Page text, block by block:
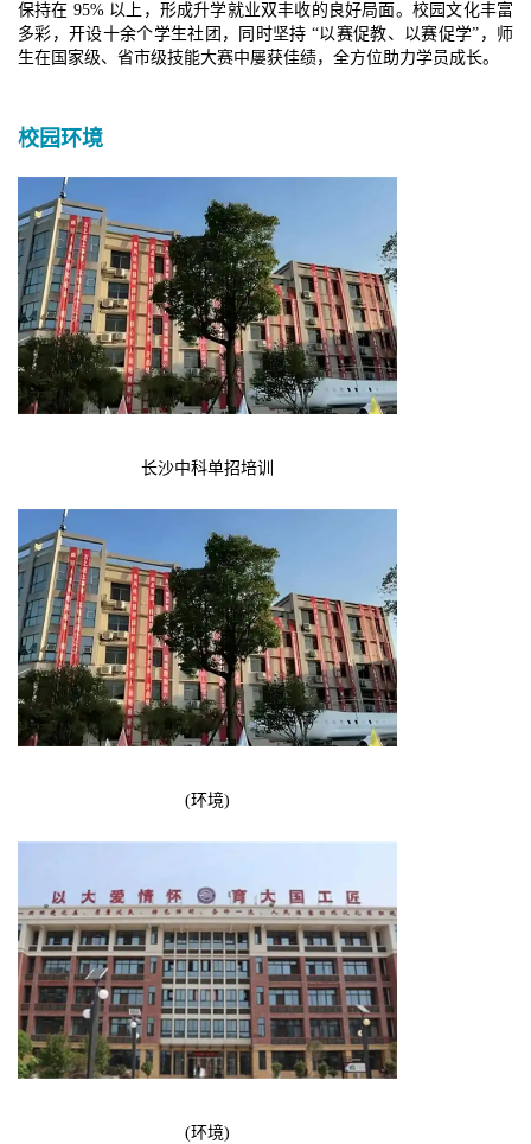
保持在 95% 以上，形成升学就业双丰收的良好局面。校园文化丰富
多彩，开设十余个学生社团，同时坚持 “以赛促教、以赛促学”，师
生在国家级、省市级技能大赛中屡获佳绩，全方位助力学员成长。
校园环境
长沙中科单招培训
(环境)
(环境)